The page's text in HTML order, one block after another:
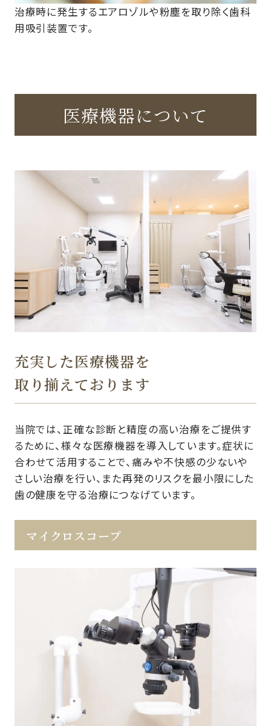
治療時に発生するエアロゾルや粉塵を取り除く歯科
用吸引装置です。
医療機器について
充実した医療機器を
取り揃えております
当院では、正確な診断と精度の高い治療をご提供す
るために、様々な医療機器を導入しています。症状に
合わせて活用することで、痛みや不快感の少ないや
さしい治療を行い、また再発のリスクを最小限にした
歯の健康を守る治療につなげています。
マイクロスコープ